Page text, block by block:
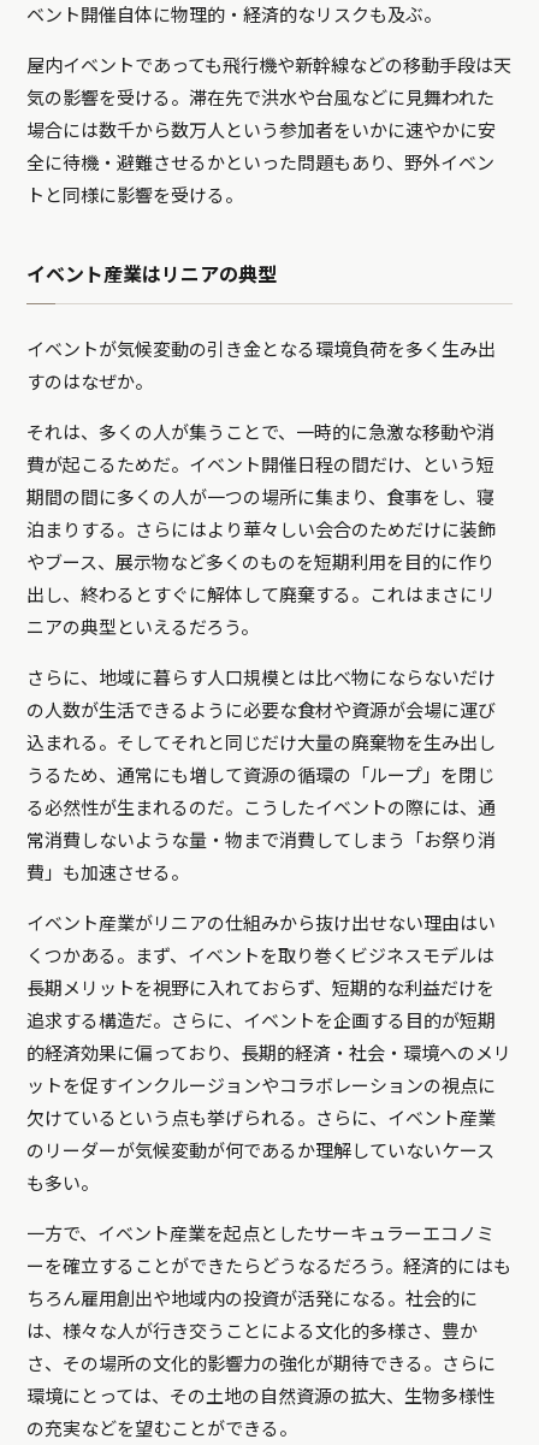
ベント開催自体に物理的・経済的なリスクも及ぶ。
屋内イベントであっても飛行機や新幹線などの移動手段は天
気の影響を受ける。滞在先で洪水や台風などに見舞われた
場合には数千から数万人という参加者をいかに速やかに安
全に待機・避難させるかといった問題もあり、野外イベン
トと同様に影響を受ける。
イベント産業はリニアの典型
イベントが気候変動の引き金となる環境負荷を多く生み出
すのはなぜか。
それは、多くの人が集うことで、一時的に急激な移動や消
費が起こるためだ。イベント開催日程の間だけ、という短
期間の間に多くの人が一つの場所に集まり、食事をし、寝
泊まりする。さらにはより華々しい会合のためだけに装飾
やブース、展示物など多くのものを短期利用を目的に作り
出し、終わるとすぐに解体して廃棄する。これはまさにリ
ニアの典型といえるだろう。
さらに、地域に暮らす人口規模とは比べ物にならないだけ
の人数が生活できるように必要な食材や資源が会場に運び
込まれる。そしてそれと同じだけ大量の廃棄物を生み出し
うるため、通常にも増して資源の循環の「ループ」を閉じ
る必然性が生まれるのだ。 こうしたイベントの際には、通
常消費しないような量・物まで消費してしまう「お祭り消
費」も加速させる。
イベント産業がリニアの仕組みから抜け出せない理由はい
くつかある。まず、イベントを取り巻くビジネスモデルは
長期メリットを視野に入れておらず、短期的な利益だけを
追求する構造だ。さらに、イベントを企画する目的が短期
的経済効果に偏っており、長期的経済・社会・環境へのメリ
ットを促すインクルージョンやコラボレーションの視点に
欠けているという点も挙げられる。さらに、イベント産業
のリーダーが気候変動が何であるか理解していないケース
も多い。
一方で、イベント産業を起点としたサーキュラーエコノミ
ーを確立することができたらどうなるだろう。経済的にはも
ちろん雇用創出や地域内の投資が活発になる。社会的に
は、様々な人が行き交うことによる文化的多様さ、豊か
さ、その場所の文化的影響力の強化が期待できる。さらに
環境にとっては、その土地の自然資源の拡大、生物多様性
の充実などを望むことができる。